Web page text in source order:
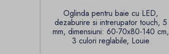
Oglinda pentru baie cu LED,
dezaburire si intrerupator touch, 5
mm, dimensiuni: 60-70x80-140 cm,
3 culori reglabile, Louie